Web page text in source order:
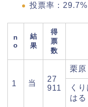
投票率：29.7%
n
o
結
果
得
票
数
1 当
27
911
栗
く
はる